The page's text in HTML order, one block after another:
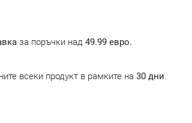
за поръчки над 49.99 евро.
всеки продукт в рамките на 30 дни.